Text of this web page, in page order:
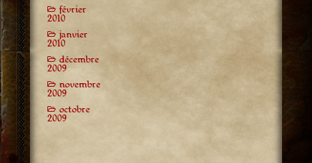
février
2010
janvier
2010
décembre
2009
novembre
2009
octobre
2009